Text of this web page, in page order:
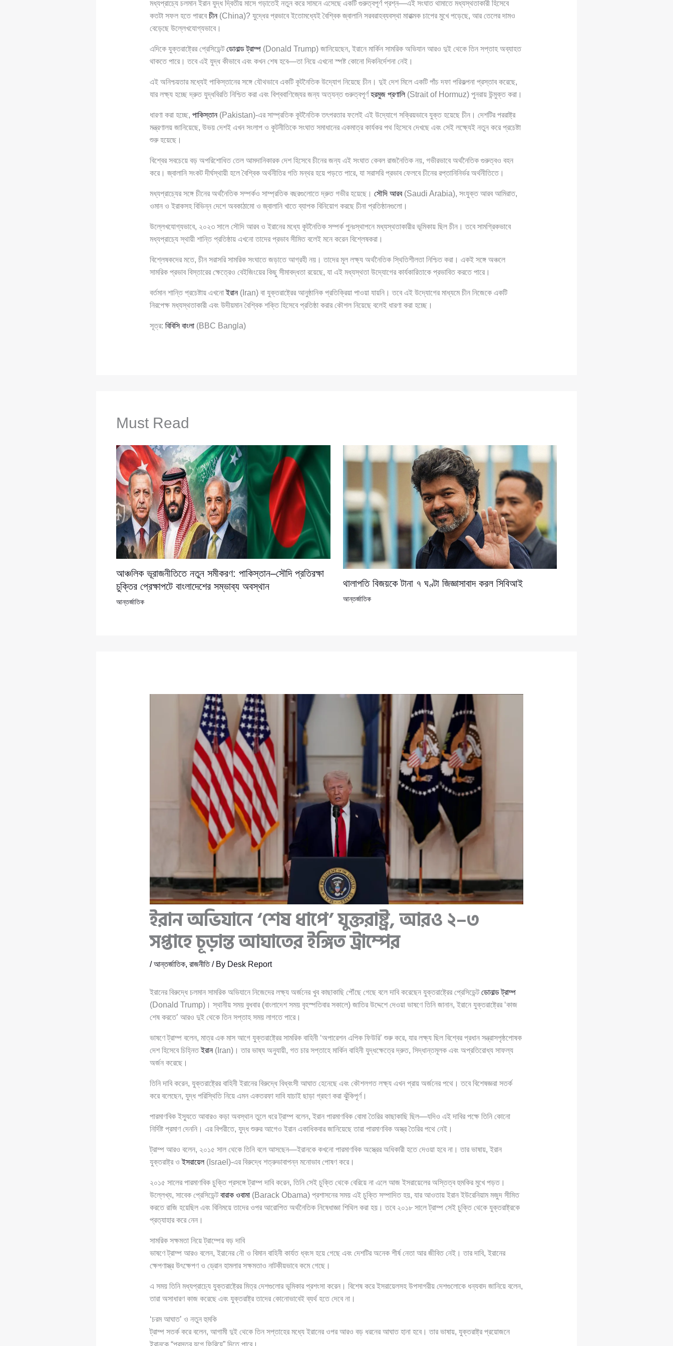
মধ্যপ্রাচ্যে চলমান ইরান যুদ্ধ দ্বিতীয় মাসে গড়াতেই নতুন করে সামনে এসেছে একটি গুরুত্বপূর্ণ প্রশ্ন—এই সংঘাত থামাতে মধ্যস্থতাকারী হিসেবে
কতটা সফল হতে পারবেচীন(China)? যুদ্ধের প্রভাবে ইতোমধ্যেই বৈশ্বিক জ্বালানি সরবরাহব্যবস্থা মারাত্মক চাপের মুখে পড়েছে, আর তেলের দামও
বেড়েছে উল্লেখযোগ্যভাবে।
এদিকে যুক্তরাষ্ট্রের প্রেসিডেন্টডোনাল্ড ট্রাম্প(Donald Trump) জানিয়েছেন, ইরানে মার্কিন সামরিক অভিযান আরও দুই থেকে তিন সপ্তাহ অব্যাহত
থাকতে পারে। তবে এই যুদ্ধ কীভাবে এবং কখন শেষ হবে—তা নিয়ে এখনো স্পষ্ট কোনো দিকনির্দেশনা নেই।
এই অনিশ্চয়তার মধ্যেই পাকিস্তানের সঙ্গে যৌথভাবে একটি কূটনৈতিক উদ্যোগ নিয়েছে চীন। দুই দেশ মিলে একটি পাঁচ দফা পরিকল্পনা প্রস্তাব করেছে,
যার লক্ষ্য হচ্ছে দ্রুত যুদ্ধবিরতি নিশ্চিত করা এবং বিশ্ববাণিজ্যের জন্য অত্যন্ত গুরুত্বপূর্ণহরমুজ প্রণালি(Strait of Hormuz) পুনরায় উন্মুক্ত করা।
ধারণা করা হচ্ছে, পাকিস্তান(Pakistan)-এর সাম্প্রতিক কূটনৈতিক তৎপরতার ফলেই এই উদ্যোগে সক্রিয়ভাবে যুক্ত হয়েছে চীন। দেশটির পররাষ্ট্র
মন্ত্রণালয় জানিয়েছে, উভয় দেশই এখন সংলাপ ও কূটনীতিকে সংঘাত সমাধানের একমাত্র কার্যকর পথ হিসেবে দেখছে এবং সেই লক্ষ্যেই নতুন করে প্রচেষ্টা
শুরু হয়েছে।
বিশ্বের সবচেয়ে বড় অপরিশোধিত তেল আমদানিকারক দেশ হিসেবে চীনের জন্য এই সংঘাত কেবল রাজনৈতিক নয়, গভীরভাবে অর্থনৈতিক গুরুত্বও বহন
করে। জ্বালানি সংকট দীর্ঘস্থায়ী হলে বৈশ্বিক অর্থনীতির গতি মন্থর হয়ে পড়তে পারে, যা সরাসরি প্রভাব ফেলবে চীনের রপ্তানিনির্ভর অর্থনীতিতে।
মধ্যপ্রাচ্যের সঙ্গে চীনের অর্থনৈতিক সম্পর্কও সাম্প্রতিক বছরগুলোতে দ্রুত গভীর হয়েছে। সৌদি আরব(Saudi Arabia), সংযুক্ত আরব আমিরাত,
ওমান ও ইরাকসহ বিভিন্ন দেশে অবকাঠামো ও জ্বালানি খাতে ব্যাপক বিনিয়োগ করছে চীনা প্রতিষ্ঠানগুলো।
উল্লেখযোগ্যভাবে, ২০২৩ সালে সৌদি আরব ও ইরানের মধ্যে কূটনৈতিক সম্পর্ক পুনঃস্থাপনে মধ্যস্থতাকারীর ভূমিকায় ছিল চীন। তবে সামগ্রিকভাবে
মধ্যপ্রাচ্যে স্থায়ী শান্তি প্রতিষ্ঠায় এখনো তাদের প্রভাব সীমিত বলেই মনে করেন বিশ্লেষকরা।
বিশ্লেষকদের মতে, চীন সরাসরি সামরিক সংঘাতে জড়াতে আগ্রহী নয়। তাদের মূল লক্ষ্য অর্থনৈতিক স্থিতিশীলতা নিশ্চিত করা। একই সঙ্গে অঞ্চলে
সামরিক প্রভাব বিস্তারের ক্ষেত্রেও বেইজিংয়ের কিছু সীমাবদ্ধতা রয়েছে, যা এই মধ্যস্থতা উদ্যোগের কার্যকারিতাকে প্রভাবিত করতে পারে।
বর্তমান শান্তি প্রচেষ্টায় এখনোইরান(Iran) বা যুক্তরাষ্ট্রের আনুষ্ঠানিক প্রতিক্রিয়া পাওয়া যায়নি। তবে এই উদ্যোগের মাধ্যমে চীন নিজেকে একটি
নিরপেক্ষ মধ্যস্থতাকারী এবং উদীয়মান বৈশ্বিক শক্তি হিসেবে প্রতিষ্ঠা করার কৌশল নিয়েছে বলেই ধারণা করা হচ্ছে।
সূত্র: বিবিসি বাংলা(BBC Bangla)
Must Read
আঞ্চলিক ভূরাজনীতিতে নতুন সমীকরণ: পাকিস্তান–সৌদি প্রতিরক্ষা
চুক্তির প্রেক্ষাপটে বাংলাদেশের সম্ভাব্য অবস্থান
আন্তর্জাতিক
থালাপতি বিজয়কে টানা ৭ ঘণ্টা জিজ্ঞাসাবাদ করল সিবিআই
আন্তর্জাতিক
ইরান অভিযানে ‘শেষ ধাপে’ যুক্তরাষ্ট্র, আরও ২–৩
সপ্তাহে চূড়ান্ত আঘাতের ইঙ্গিত ট্রাম্পের
/আন্তর্জাতিক, রাজনীতি/ By Desk Report
ইরানের বিরুদ্ধে চলমান সামরিক অভিযানে নিজেদের লক্ষ্য অর্জনের খুব কাছাকাছি পৌঁছে গেছে বলে দাবি করেছেন যুক্তরাষ্ট্রের প্রেসিডেন্টডোনাল্ড ট্রাম্প
(Donald Trump)। স্থানীয় সময় বুধবার (বাংলাদেশ সময় বৃহস্পতিবার সকালে) জাতির উদ্দেশে দেওয়া ভাষণে তিনি জানান, ইরানে যুক্তরাষ্ট্রের ‘কাজ
শেষ করতে’ আরও দুই থেকে তিন সপ্তাহ সময় লাগতে পারে।
ভাষণে ট্রাম্প বলেন, মাত্র এক মাস আগে যুক্তরাষ্ট্রের সামরিক বাহিনী ‘অপারেশন এপিক ফিউরি’ শুরু করে, যার লক্ষ্য ছিল বিশ্বের প্রধান সন্ত্রাসপৃষ্ঠপোষক
দেশ হিসেবে চিহ্নিতইরান(Iran)। তার ভাষ্য অনুযায়ী, গত চার সপ্তাহে মার্কিন বাহিনী যুদ্ধক্ষেত্রে দ্রুত, সিদ্ধান্তমূলক এবং অপ্রতিরোধ্য সাফল্য
অর্জন করেছে।
তিনি দাবি করেন, যুক্তরাষ্ট্রের বাহিনী ইরানের বিরুদ্ধে বিধ্বংসী আঘাত হেনেছে এবং কৌশলগত লক্ষ্য এখন প্রায় অর্জনের পথে। তবে বিশেষজ্ঞরা সতর্ক
করে বলেছেন, যুদ্ধ পরিস্থিতি নিয়ে এমন একতরফা দাবি যাচাই ছাড়া গ্রহণ করা ঝুঁকিপূর্ণ।
পারমাণবিক ইস্যুতে আবারও কড়া অবস্থান তুলে ধরে ট্রাম্প বলেন, ইরান পারমাণবিক বোমা তৈরির কাছাকাছি ছিল—যদিও এই দাবির পক্ষে তিনি কোনো
নির্দিষ্ট প্রমাণ দেননি। এর বিপরীতে, যুদ্ধ শুরুর আগেও ইরান একাধিকবার জানিয়েছে তারা পারমাণবিক অস্ত্র তৈরির পথে নেই।
ট্রাম্প আরও বলেন, ২০১৫ সাল থেকে তিনি বলে আসছেন—ইরানকে কখনো পারমাণবিক অস্ত্রের অধিকারী হতে দেওয়া হবে না। তার ভাষায়, ইরান
যুক্তরাষ্ট্র ওইসরায়েল(Israel)-এর বিরুদ্ধে শত্রুভাবাপন্ন মনোভাব পোষণ করে।
২০১৫ সালের পারমাণবিক চুক্তি প্রসঙ্গে ট্রাম্প দাবি করেন, তিনি সেই চুক্তি থেকে বেরিয়ে না এলে আজ ইসরায়েলের অস্তিত্ব হুমকির মুখে পড়ত।
উল্লেখ্য, সাবেক প্রেসিডেন্টবারাক ওবামা(Barack Obama) প্রশাসনের সময় এই চুক্তি সম্পাদিত হয়, যার আওতায় ইরান ইউরেনিয়াম মজুদ সীমিত
করতে রাজি হয়েছিল এবং বিনিময়ে তাদের ওপর আরোপিত অর্থনৈতিক নিষেধাজ্ঞা শিথিল করা হয়। তবে ২০১৮ সালে ট্রাম্প সেই চুক্তি থেকে যুক্তরাষ্ট্রকে
প্রত্যাহার করে নেন।
সামরিক সক্ষমতা নিয়ে ট্রাম্পের বড় দাবি
ভাষণে ট্রাম্প আরও বলেন, ইরানের নৌ ও বিমান বাহিনী কার্যত ধ্বংস হয়ে গেছে এবং দেশটির অনেক শীর্ষ নেতা আর জীবিত নেই। তার দাবি, ইরানের
ক্ষেপণাস্ত্র উৎক্ষেপণ ও ড্রোন হামলার সক্ষমতাও নাটকীয়ভাবে কমে গেছে।
এ সময় তিনি মধ্যপ্রাচ্যে যুক্তরাষ্ট্রের মিত্র দেশগুলোর ভূমিকার প্রশংসা করেন। বিশেষ করে ইসরায়েলসহ উপসাগরীয় দেশগুলোকে ধন্যবাদ জানিয়ে বলেন,
তারা অসাধারণ কাজ করেছে এবং যুক্তরাষ্ট্র তাদের কোনোভাবেই ব্যর্থ হতে দেবে না।
‘চরম আঘাত’ ও নতুন হুমকি
ট্রাম্প সতর্ক করে বলেন, আগামী দুই থেকে তিন সপ্তাহের মধ্যে ইরানের ওপর আরও বড় ধরনের আঘাত হানা হবে। তার ভাষায়, যুক্তরাষ্ট্র প্রয়োজনে